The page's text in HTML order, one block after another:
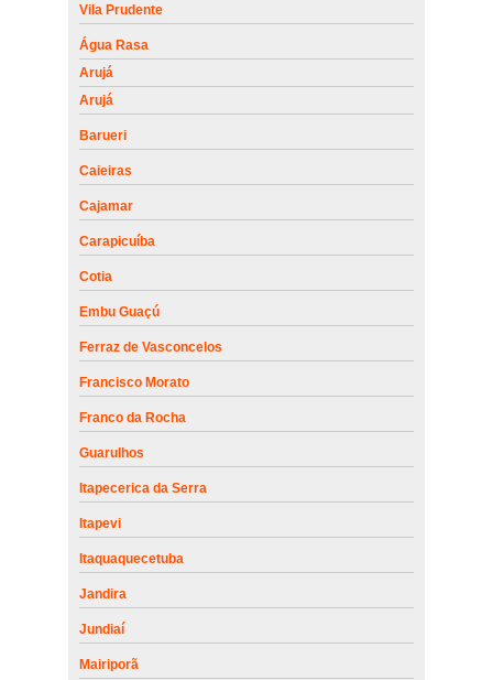
Vila Prudente
Água Rasa
Arujá
Arujá
Barueri
Caieiras
Cajamar
Carapicuíba
Cotia
Embu Guaçú
Ferraz de Vasconcelos
Francisco Morato
Franco da Rocha
Guarulhos
Itapecerica da Serra
Itapevi
Itaquaquecetuba
Jandira
Jundiaí
Mairiporã